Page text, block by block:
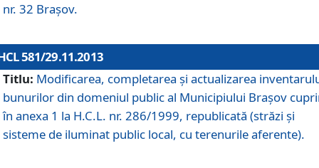
nr. 32 Braşov.
581/29.11.2013
Titlu: Modificarea, completarea şi actualizarea
bunurilor din domeniul public al Municipiului Braşov
în anexa 1 la H.C.L. nr. 286/1999, republicată (străzi şi
sisteme de iluminat public local, cu terenurile aferente).